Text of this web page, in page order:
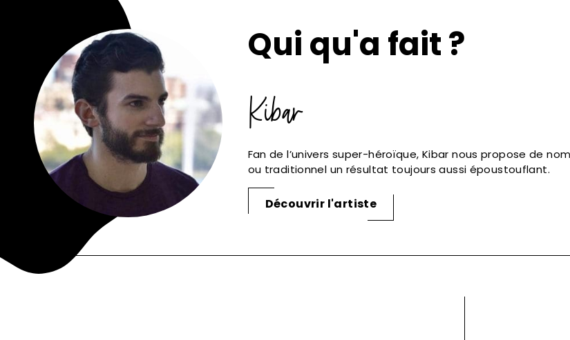
Qui qu'a fait ?
Kibar
Fan de l’univers super-héroïque, Kibar nous propose de
ou traditionnel un résultat toujours aussi époustouflant.
Découvrir l'artiste